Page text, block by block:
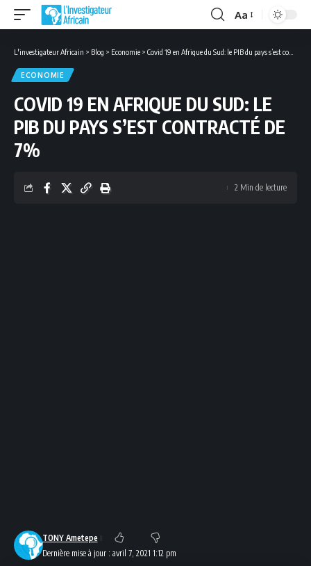
Font
Aa
L'investigateur Africain > Blog > Economie > Covid 19 en Afrique du Sud: le PIB du pays s’est contracté de 7%
ECONOMIE
COVID 19 EN AFRIQUE DU SUD: LE
PIB DU PAYS S’EST CONTRACTÉ DE
7%
Dernière mise à jour : avril 7, 2021 1:12 pm
TONY Ametepe
2 Min de lecture